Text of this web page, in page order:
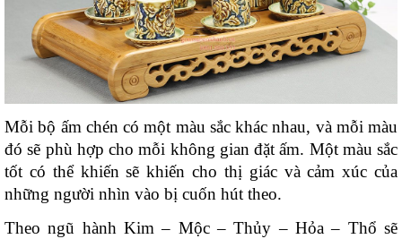
Mỗi bộ ấm chén có một màu sắc khác nhau, và mỗi màu
đó sẽ phù hợp cho mỗi không gian đặt ấm. Một màu sắc
tốt có thể khiến sẽ khiến cho thị giác và cảm xúc của
những người nhìn vào bị cuốn hút theo.
Theo ngũ hành Kim – Mộc – Thủy – Hỏa – Thổ sẽ